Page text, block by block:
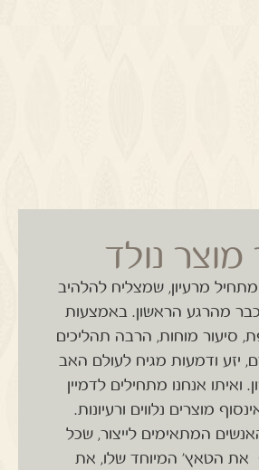
מוצר נולד
מרעיון, שמצליח להלהיב
כבר מהרגע הראשון. באמצעות
סיעור מוחות, הרבה תהליכים
יזע ודמעות מגיח לעולם האב
ואיתו אנחנו מתחילים לדמיין
מוצרים נלווים ורעיונות.
המתאימים לייצור, שכל
את הטאץ' המיוחד שלו, את